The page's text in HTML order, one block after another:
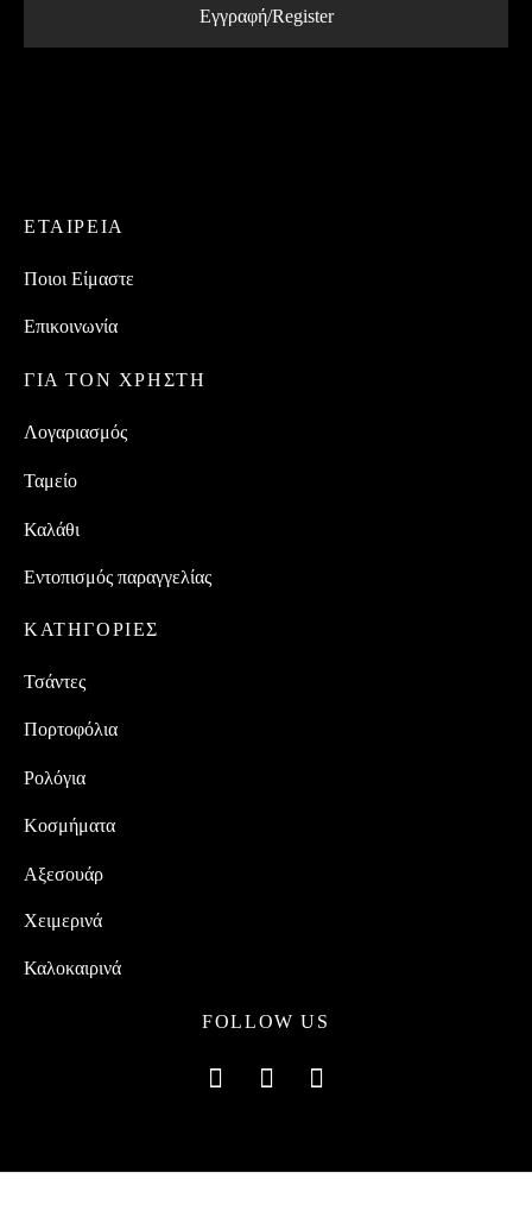
ΕΤΑΙΡEIΑ
Ποιοι Είμαστε
Επικοινωνία
ΓΙΑ ΤΟΝ ΧΡΗΣΤΗ
Λογαριασμός
Ταμείο
Καλάθι
Εντοπισμός παραγγελίας
ΚΑΤΗΓΟΡΙΕΣ
Τσάντες
Πορτοφόλια
Ρολόγια
Κοσμήματα
Αξεσουάρ
Χειμερινά
Καλοκαιρινά
FOLLOW US